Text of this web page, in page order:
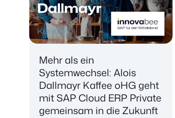
Mehr als ein
Systemwechsel: Alois
Dallmayr Kaffee oHG geht
mit SAP Cloud ERP Private
gemeinsam in die Zukunft